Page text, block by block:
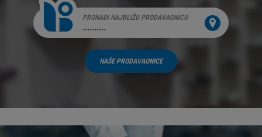
PRONAĐI NAJBLIŽU PRODAVAONICU
..........
NAŠE PRODAVAONICE